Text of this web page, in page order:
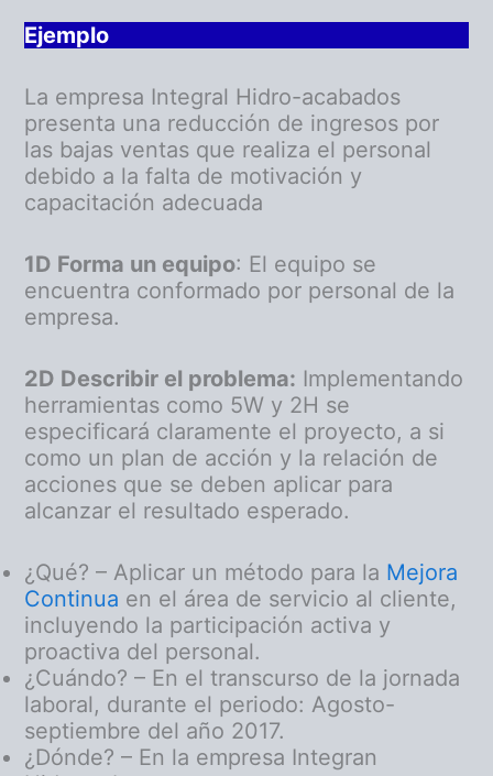
Ejemplo
La empresa Integral Hidro-acabados
presenta una reducción de ingresos por
las bajas ventas que realiza el personal
debido a la falta de motivación y
capacitación adecuada
1D Forma un equipo: El equipo se
encuentra conformado por personal de la
empresa.
2D Describir el problema: Implementando
herramientas como 5W y 2H se
especificará claramente el proyecto, a si
como un plan de acción y la relación de
acciones que se deben aplicar para
alcanzar el resultado esperado.
¿Qué? – Aplicar un método para la Mejora
Continua en el área de servicio al cliente,
incluyendo la participación activa y
proactiva del personal.
¿Cuándo? – En el transcurso de la jornada
laboral, durante el periodo: Agosto-
septiembre del año 2017.
¿Dónde? – En la empresa Integran